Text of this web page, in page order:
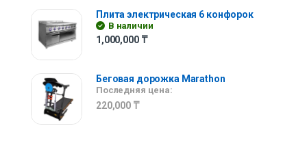
Плита электрическая 6 конфорок
В наличии
1,000,000 ₸
Беговая дорожка Marathon
Последняя цена:
220,000 ₸